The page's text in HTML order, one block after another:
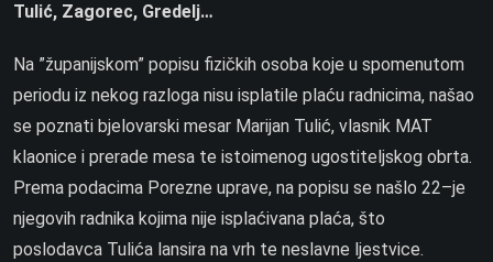
Tulić, Zagorec, Gredelj…
Na ”županijskom” popisu fizičkih osoba koje u spomenutom
periodu iz nekog razloga nisu isplatile plaću radnicima, našao
se poznati bjelovarski mesar Marijan Tulić, vlasnik MAT
klaonice i prerade mesa te istoimenog ugostiteljskog obrta.
Prema podacima Porezne uprave, na popisu se našlo 22–je
njegovih radnika kojima nije isplaćivana plaća, što
poslodavca Tulića lansira na vrh te neslavne ljestvice.